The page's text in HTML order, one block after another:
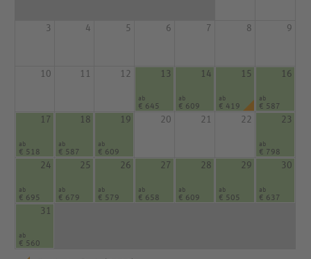
3 4 5 6 7 8 9
10 11 12 13
ab
€ 645
14
ab
€ 609
15
ab
€ 419
16
ab
€ 587
17
ab
€ 518
18
ab
€ 587
19
ab
€ 609
20 21 22 23
ab
€ 798
24
ab
€ 695
25
ab
€ 679
26
ab
€ 579
27
ab
€ 658
28
ab
€ 609
29
ab
€ 505
30
ab
€ 637
31
ab
€ 560